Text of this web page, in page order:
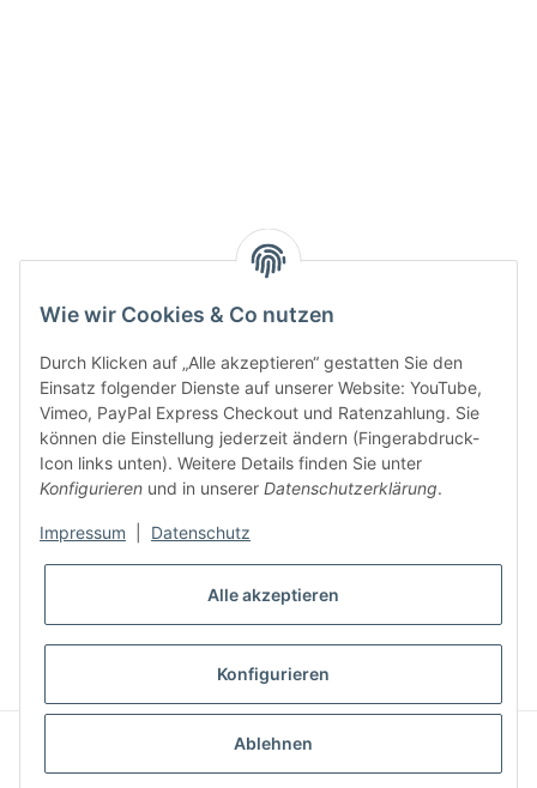
Wie wir Cookies & Co nutzen
Durch Klicken auf „Alle akzeptieren“ gestatten Sie den
Einsatz folgender Dienste auf unserer Website: YouTube,
Vimeo, PayPal Express Checkout und Ratenzahlung. Sie
können die Einstellung jederzeit ändern (Fingerabdruck-
Icon links unten). Weitere Details finden Sie unter
Konfigurieren und in unserer Datenschutzerklärung.
Impressum Datenschutz
Alle akzeptieren
Konfigurieren
Ablehnen
Gesetzliche Informationen
* Alle Preise inkl. gesetzlicher USt., zzgl.
VERTRAG WIDERRUFEN
CLEARIX JTL-Shop Template